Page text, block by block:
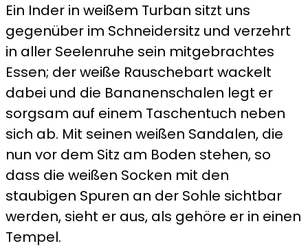
Ein Inder in weißem Turban sitzt uns
gegenüber im Schneidersitz und verzehrt
in aller Seelenruhe sein mitgebrachtes
Essen; der weiße Rauschebart wackelt
dabei und die Bananenschalen legt er
sorgsam auf einem Taschentuch neben
sich ab. Mit seinen weißen Sandalen, die
nun vor dem Sitz am Boden stehen, so
dass die weißen Socken mit den
staubigen Spuren an der Sohle sichtbar
werden, sieht er aus, als gehöre er in einen
Tempel.